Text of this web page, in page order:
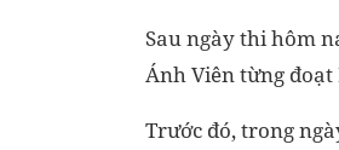
Sau ngày thi hôm
Ánh Viên từng
Trước đó, trong